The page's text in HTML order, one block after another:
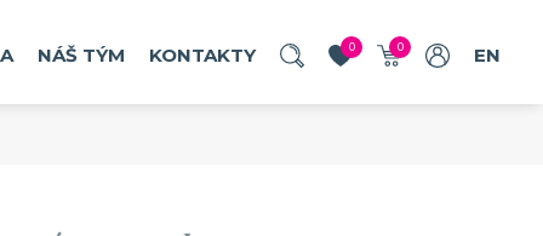
NÁŠ TÝM KONTAKTY 0 0 EN